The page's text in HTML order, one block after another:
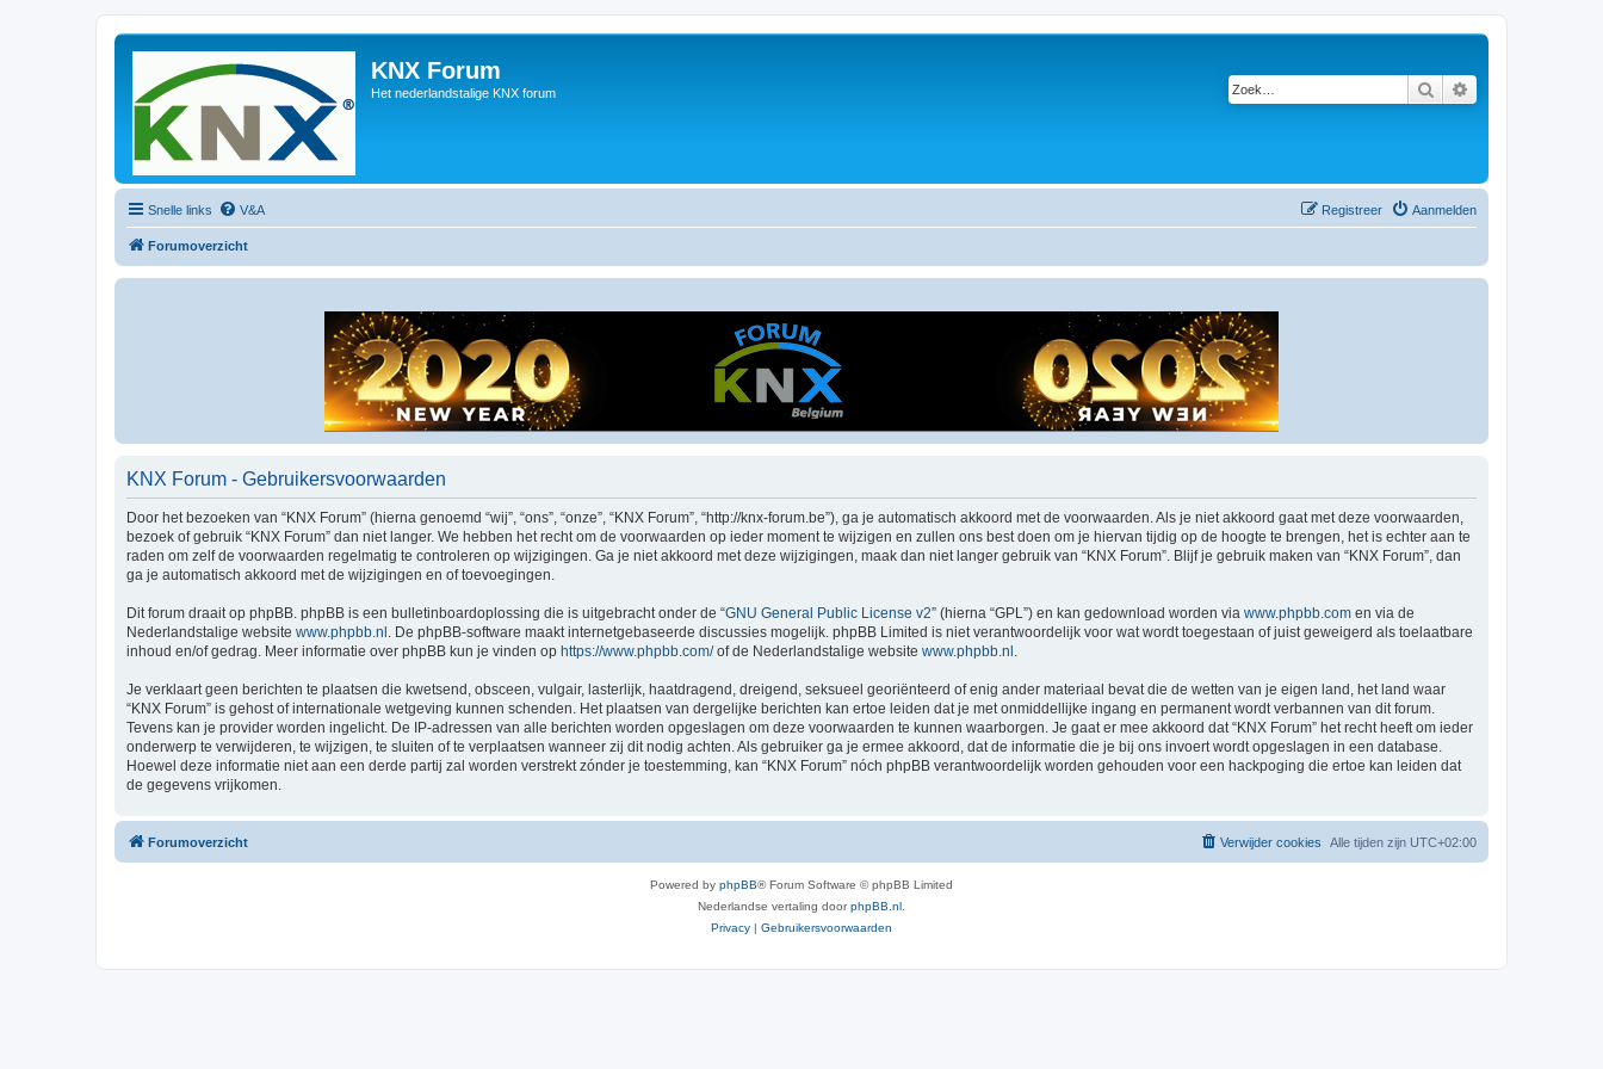
KNX Forum
Het nederlandstalige KNX forum Zoek
Snelle links V&A Aanmelden
Registreer
Forumoverzicht
KNX Forum - Gebruikersvoorwaarden
Door het bezoeken van “KNX Forum” (hierna genoemd “wij”, “ons”, “onze”, “KNX Forum”, “http://knx-forum.be”), ga je automatisch akkoord met de voorwaarden. Als je niet akkoord gaat met deze voorwaarden,
bezoek of gebruik “KNX Forum” dan niet langer. We hebben het recht om de voorwaarden op ieder moment te wijzigen en zullen ons best doen om je hiervan tijdig op de hoogte te brengen, het is echter aan te
raden om zelf de voorwaarden regelmatig te controleren op wijzigingen. Ga je niet akkoord met deze wijzigingen, maak dan niet langer gebruik van “KNX Forum”. Blijf je gebruik maken van “KNX Forum”, dan
ga je automatisch akkoord met de wijzigingen en of toevoegingen.
Dit forum draait op phpBB. phpBB is een bulletinboardoplossing die is uitgebracht onder de “GNU General Public License v2” (hierna “GPL”) en kan gedownload worden via www.phpbb.com en via de
Nederlandstalige website www.phpbb.nl . De phpBB-software maakt internetgebaseerde discussies mogelijk. phpBB Limited is niet verantwoordelijk voor wat wordt toegestaan of juist geweigerd als toelaatbare
inhoud en/of gedrag. Meer informatie over phpBB kun je vinden op https://www.phpbb.com/of de Nederlandstalige website www.phpbb.nl .
Je verklaart geen berichten te plaatsen die kwetsend, obsceen, vulgair, lasterlijk, haatdragend, dreigend, seksueel georiënteerd of enig ander materiaal bevat die de wetten van je eigen land, het land waar
“KNX Forum” is gehost of internationale wetgeving kunnen schenden. Het plaatsen van dergelijke berichten kan ertoe leiden dat je met onmiddellijke ingang en permanent wordt verbannen van dit forum.
Tevens kan je provider worden ingelicht. De IP-adressen van alle berichten worden opgeslagen om deze voorwaarden te kunnen waarborgen. Je gaat er mee akkoord dat “KNX Forum” het recht heeft om ieder
onderwerp te verwijderen, te wijzigen, te sluiten of te verplaatsen wanneer zij dit nodig achten. Als gebruiker ga je ermee akkoord, dat de informatie die je bij ons invoert wordt opgeslagen in een database.
Hoewel deze informatie niet aan een derde partij zal worden verstrekt zónder je toestemming, kan “KNX Forum” nóch phpBB verantwoordelijk worden gehouden voor een hackpoging die ertoe kan leiden dat
de gegevens vrijkomen.
Forumoverzicht Alle tijden zijn UTC+02:00
Verwijder cookies
Powered by phpBB® Forum Software © phpBB Limited
Nederlandse vertaling doorphpBB.nl
Privacy | Gebruikersvoorwaarden